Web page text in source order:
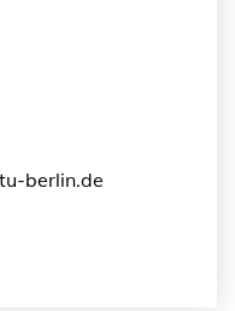
berlin.de